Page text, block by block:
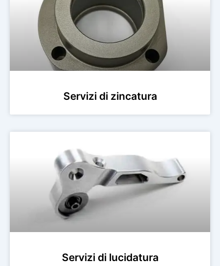
Servizi di zincatura
Servizi di lucidatura